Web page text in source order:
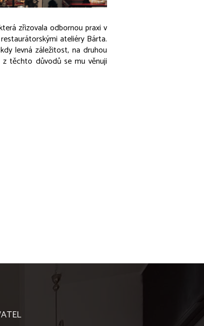
zřizovala odbornou praxi v
ateliéry Bárta.
levná záležitost, na druhou
těchto důvodů se mu věnuji